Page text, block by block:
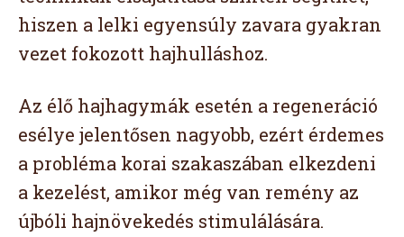
hiszen a lelki egyensúly zavara gyakran
vezet fokozott hajhulláshoz.
Az élő hajhagymák esetén a regeneráció
esélye jelentősen nagyobb, ezért érdemes
a probléma korai szakaszában elkezdeni
a kezelést, amikor még van remény az
újbóli hajnövekedés stimulálására.